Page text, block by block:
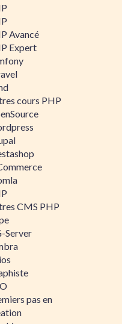
Avancé
Expert
cours PHP
CMS PHP
Server
pas en